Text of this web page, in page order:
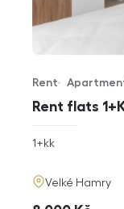
Rent flats
Offer type
Rent
Property type
rozměry
1+kk
adresa
Velké Hamry